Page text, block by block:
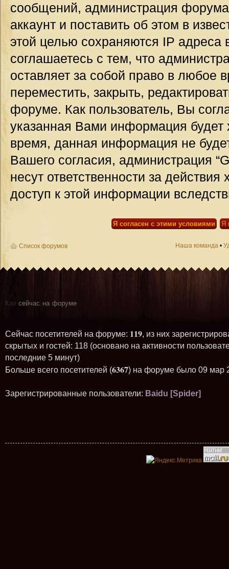
сообщений, администрация
аккаунт и поставить об этом в
этой целью сохраняются IP
соглашаетесь с тем, что
оставляет за собой право в любое
переместить, закрыть,
форуме. Как пользователь, Вы
указанная Вами информация будет
время, данная информация не
Вашего согласия, администрация
несут ответственности за
доступ к этой информации
Список форумов Наша команда •
Кто сейчас на форуме
Сейчас посетителей на форуме: 119, из них
скрытых и гостей: 118 (основано на активности
последние 5 минут)
Больше всего посетителей (6367) на форуме было 09 мар
Зарегистрированные пользователи: Baidu [Spider]